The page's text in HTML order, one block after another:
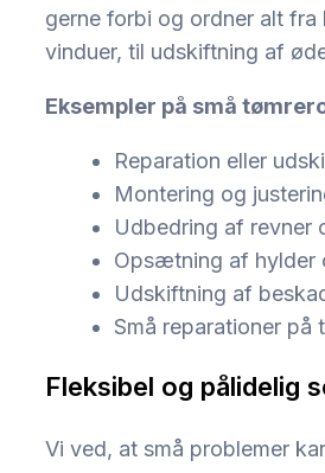
gerne forbi og ordner alt
vinduer, til udskiftning af
Eksempler på små
Reparation eller
Montering og
Udbedring af revner
Opsætning af hylder
Udskiftning af
Små reparationer
Fleksibel og pålidelig
Vi ved, at små problemer